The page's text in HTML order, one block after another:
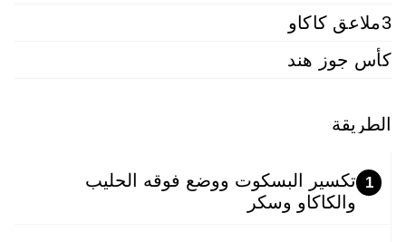
3ملاعق كاكاو
كأس جوز هند
الطريقة
1
تكسير البسكوت ووضع فوقه الحليب
والكاكاو وسكر